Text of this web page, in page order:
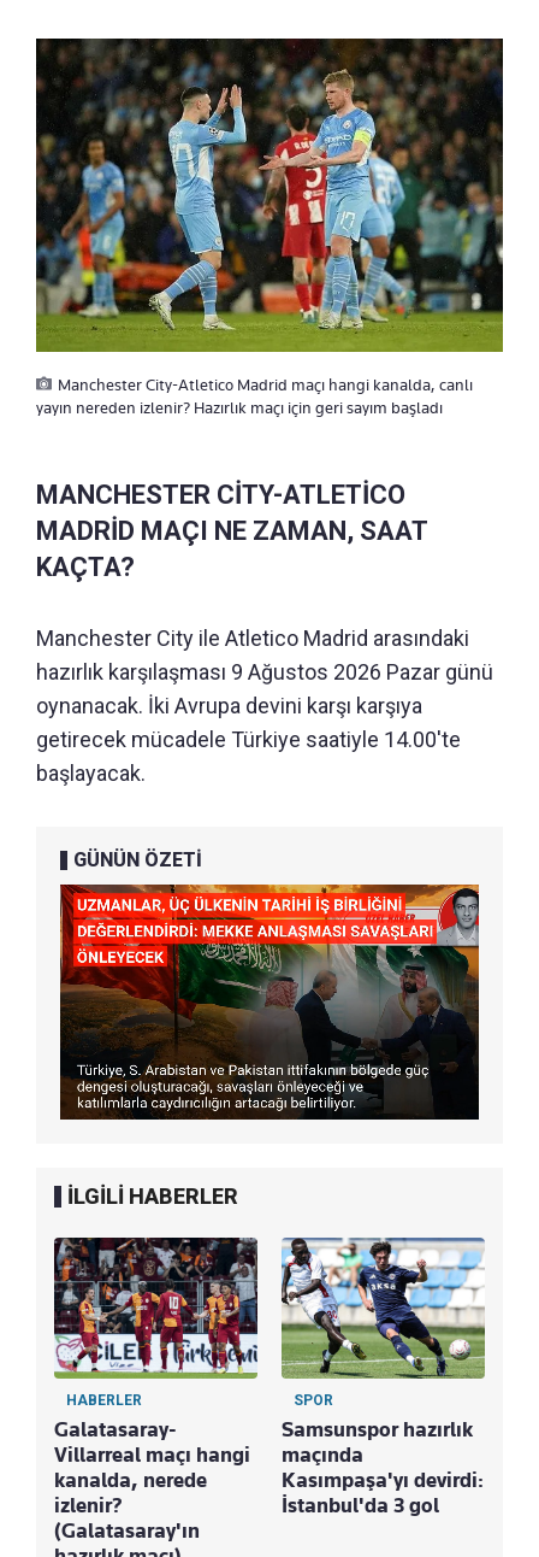
Manchester City-Atletico Madrid maçı hangi kanalda, canlı
yayın nereden izlenir? Hazırlık maçı için geri sayım başladı
MANCHESTER CİTY-ATLETİCO
MADRİD MAÇI NE ZAMAN, SAAT
KAÇTA?
Manchester City ile Atletico Madrid arasındaki
hazırlık karşılaşması 9 Ağustos 2026 Pazar günü
oynanacak. İki Avrupa devini karşı karşıya
getirecek mücadele Türkiye saatiyle 14.00'te
başlayacak.
GÜNÜN ÖZETİ
İLGİLİ HABERLER
HABERLER
Galatasaray-
Villarreal maçı hangi
kanalda, nerede
izlenir?
(Galatasaray'ın
SPOR
Samsunspor hazırlık
maçında
Kasımpaşa'yı devirdi:
İstanbul'da 3 gol